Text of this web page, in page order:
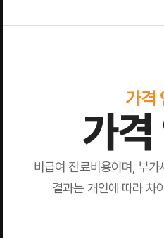
가격
가격
비급여 진료비용이며, 부
결과는 개인에 따라 차